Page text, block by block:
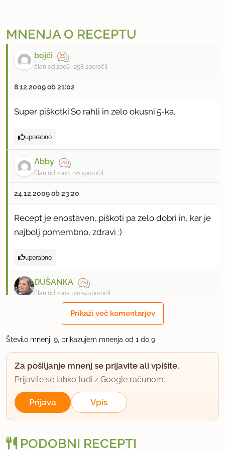
MNENJA O RECEPTU
bojči
član od 2006 258 sporočil
8.12.2009 ob 21:02
Super piškotki.So rahli in zelo okusni.5-ka.
uporabno
Abby
član od 2008 16 sporočil
24.12.2009 ob 23:20
Recept je enostaven, piškoti pa zelo dobri in, kar je
najbolj pomembno, zdravi :)
uporabno
DUŠANKA
član od 2005 2039 sporočil
23.3.2010 ob 20:14
Tokrat je Petra enkrat zlepila po dva piškotka
skupaj z marmelado, drugič pa jih premazala s
stopljeno čokolado. Slikce so na poti.
uporabno
breskva
24.8.2011 ob 19:03
Prikaži več komentarjev
Število mnenj: 9, prikazujem mnenja od 1 do 9
Za pošiljanje mnenj se prijavite ali vpišite.
Prijavite se lahko tudi z Google računom.
Prijava Vpis
PODOBNI RECEPTI